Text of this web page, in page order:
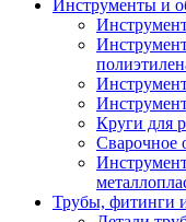
Инструменты и
Круги для
Сварочное
Трубы, фитинги